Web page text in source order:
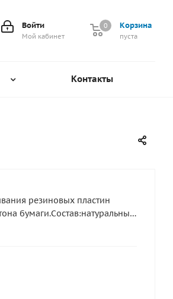
Корзина
0
пуста
0
Войти
Мой кабинет
Контакты
резиновых пластин
бумаги.Состав:натуральный
мл.